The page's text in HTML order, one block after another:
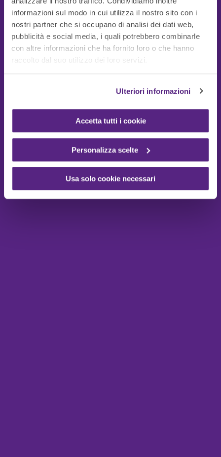
informazioni sul modo in cui utilizza il nostro sito con i
nostri partner che si occupano di analisi dei dati web,
pubblicità e social media, i quali potrebbero combinarle
con altre informazioni che ha fornito loro o che hanno
raccolto dal suo utilizzo dei loro servizi.
Ulteriori informazioni
Accetta tutti i cookie
Personalizza scelte
Usa solo cookie necessari
Guide Utili